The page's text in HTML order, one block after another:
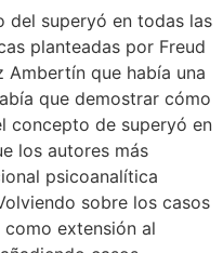
del superyó en todas las
planteadas por Freud
Ambertín que había una
que demostrar cómo
concepto de superyó en
los autores más
psicoanalítica
sobre los casos
extensión al